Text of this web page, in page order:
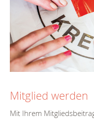
Mitglied werden
Mit Ihrem